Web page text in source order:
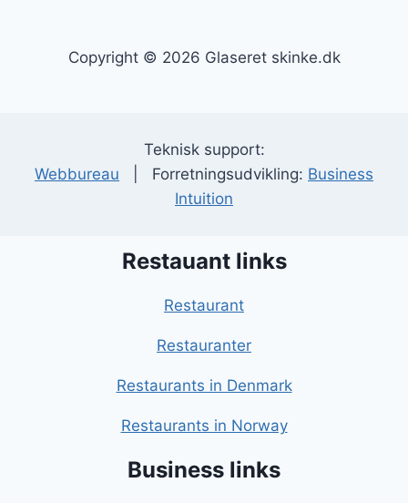
Copyright © 2026 Glaseret skinke.dk
Teknisk support:
Webbureau | Forretningsudvikling: Business
Intuition
Restauant links
Restaurant
Restauranter
Restaurants in Denmark
Restaurants in Norway
Business links